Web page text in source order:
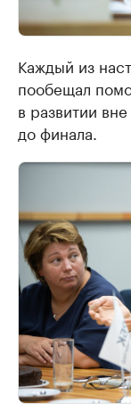
Каждый из
пообещал
в развитии
до финала.